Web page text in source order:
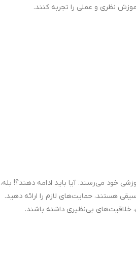
نظری و عملی را تجربه کنند.
خود می‌رسند. آیا باید ادامه دهند؟! بله،
هستند، حمایت‌های لازم را ارائه دهید.
خلاقیت‌های بی‌نظیری داشته باشند.